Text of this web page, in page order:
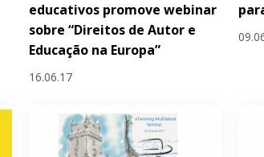
educativos promove webinar
sobre “Direitos de Autor e
Educação na Europa”
16.06.17